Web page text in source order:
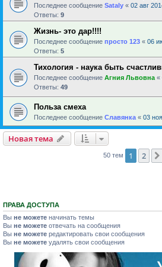
Последнее сообщение Sataly « 02 авг
Ответы: 9
Жизнь- это дар!!!!
Последнее сообщение просто 123 « 06
Ответы: 5
Тихология - наука быть
Последнее сообщение Агния Львовна «
Ответы: 49
Польза смеха
Последнее сообщение Славянка « 03
Новая тема
50 тем 1 2
ПРАВА ДОСТУПА
Вы не можете начинать темы
Вы не можете отвечать на сообщения
Вы не можете редактировать свои сообщения
Вы не можете удалять свои сообщения